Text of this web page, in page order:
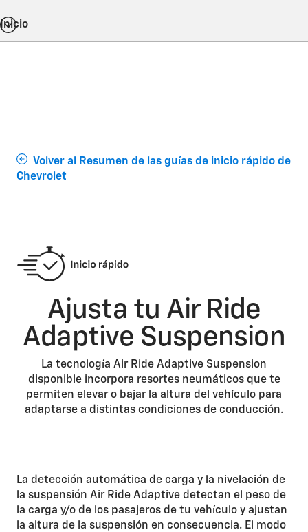
Inicio
Volver al Resumen de las guías de inicio rápido de
Chevrolet
Ajusta tu Air Ride
Adaptive Suspension
La tecnología Air Ride Adaptive Suspension
disponible incorpora resortes neumáticos que te
permiten elevar o bajar la altura del vehículo para
adaptarse a distintas condiciones de conducción.
La detección automática de carga y la nivelación de
la suspensión Air Ride Adaptive detectan el peso de
la carga y/o de los pasajeros de tu vehículo y ajustan
la altura de la suspensión en consecuencia. El modo